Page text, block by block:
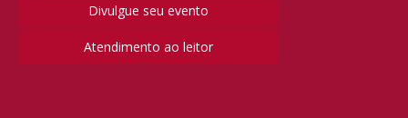
Divulgue seu evento
Atendimento ao leitor